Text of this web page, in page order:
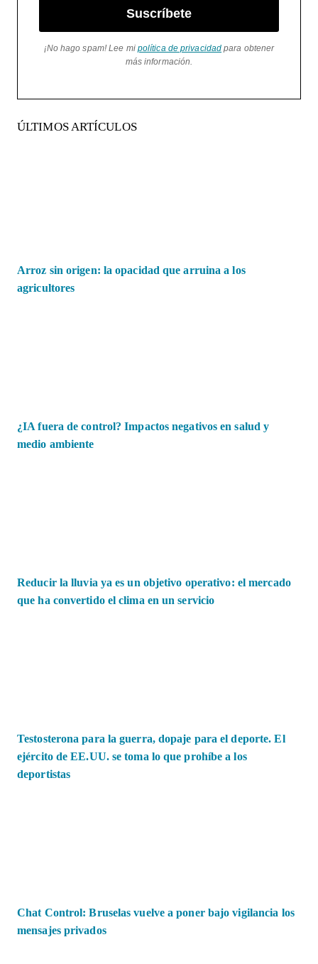
Suscríbete
¡No hago spam! Lee mi política de privacidad para obtener
más información.
ÚLTIMOS ARTÍCULOS
Arroz sin origen: la opacidad que arruina a los
agricultores
¿IA fuera de control? Impactos negativos en salud y
medio ambiente
Reducir la lluvia ya es un objetivo operativo: el mercado
que ha convertido el clima en un servicio
Testosterona para la guerra, dopaje para el deporte. El
ejército de EE.UU. se toma lo que prohíbe a los
deportistas
Chat Control: Bruselas vuelve a poner bajo vigilancia los
mensajes privados